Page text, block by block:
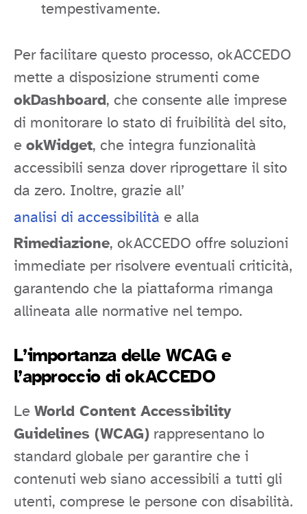
tempestivamente.
Per facilitare questo processo, okACCEDO
mette a disposizione strumenti come
okDashboard, che consente alle imprese
di monitorare lo stato di fruibilità del sito,
e okWidget, che integra funzionalità
accessibili senza dover riprogettare il sito
da zero. Inoltre, grazie all’
analisi di accessibilità e alla
Rimediazione, okACCEDO offre soluzioni
immediate per risolvere eventuali criticità,
garantendo che la piattaforma rimanga
allineata alle normative nel tempo.
L’importanza delle WCAG e
l’approccio di okACCEDO
Le World Content Accessibility
Guidelines (WCAG) rappresentano lo
standard globale per garantire che i
contenuti web siano accessibili a tutti gli
utenti, comprese le persone con disabilità.